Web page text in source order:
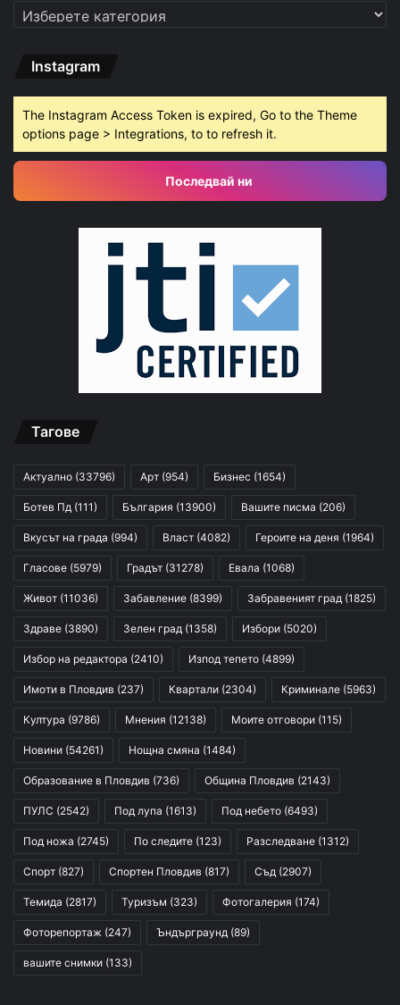
Категории
Instagram
The Instagram Access Token is expired, Go to the Theme
options page > Integrations, to to refresh it.
Последвай ни
Тагове
Актуално (33796) Арт (954) Бизнес (1654)
Ботев Пд (111) България (13900) Вашите писма (206)
Вкусът на града (994) Власт (4082) Героите на деня (1964)
Гласове (5979) Градът (31278) Евала (1068)
Живот (11036) Забавление (8399) Забравеният град (1825)
Здраве (3890) Зелен град (1358) Избори (5020)
Избор на редактора (2410) Изпод тепето (4899)
Имоти в Пловдив (237) Квартали (2304) Криминале (5963)
Култура (9786) Мнения (12138) Моите отговори (115)
Новини (54261) Нощна смяна (1484)
Образование в Пловдив (736) Община Пловдив (2143)
ПУЛС (2542) Под лупа (1613) Под небето (6493)
Под ножа (2745) По следите (123) Разследване (1312)
Спорт (827) Спортен Пловдив (817) Съд (2907)
Темида (2817) Туризъм (323) Фотогалерия (174)
Фоторепортаж (247) Ъндърграунд (89)
вашите снимки (133)